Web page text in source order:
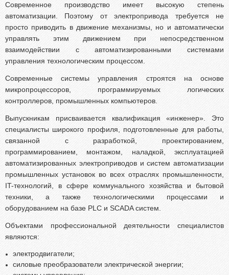
Современное производство имеет высокую степень
автоматизации. Поэтому от электропривода требуется не
просто приводить в движение механизмы, но и автоматически
управлять этим движением при непосредственном
взаимодействии с автоматизированными системами
управления технологическим процессом.
Современные системы управления строятся на основе
микропроцессоров, программируемых логических
контроллеров, промышленных компьютеров.
Выпускникам присваивается квалификация «инженер». Это
специалисты широкого профиля, подготовленные для работы,
связанной с разработкой, проектированием,
программированием, монтажом, наладкой, эксплуатацией
автоматизированных электроприводов и систем автоматизации
промышленных установок во всех отраслях промышленности,
IT-технологий, в сфере коммунального хозяйства и бытовой
техники, а также технологическими процессами и
оборудованием на базе PLC и SCADA систем.
Объектами профессиональной деятельности специалистов
являются:
электродвигатели;
силовые преобразователи электрической энергии;